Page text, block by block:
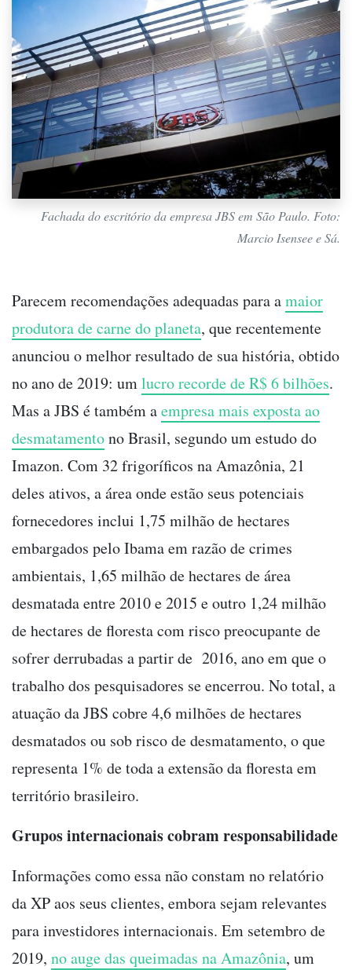
Fachada do escritório da empresa JBS em São Paulo. Foto:
Marcio Isensee e Sá.
Parecem recomendações adequadas para amaior
produtora de carne do planeta, que recentemente
anunciou o melhor resultado de sua história, obtido
no ano de 2019: umlucro recorde de R$ 6 bilhões.
Mas a JBS é também aempresa mais exposta ao
desmatamentono Brasil, segundo um estudo do
Imazon. Com 32 frigoríficos na Amazônia, 21
deles ativos, a área onde estão seus potenciais
fornecedores inclui 1,75 milhão de hectares
embargados pelo Ibama em razão de crimes
ambientais, 1,65 milhão de hectares de área
desmatada entre 2010 e 2015 e outro 1,24 milhão
de hectares de floresta com risco preocupante de
sofrer derrubadas a partir de 2016, ano em que o
trabalho dos pesquisadores se encerrou. No total, a
atuação da JBS cobre 4,6 milhões de hectares
desmatados ou sob risco de desmatamento, o que
representa 1% de toda a extensão da floresta em
território brasileiro.
Grupos internacionais cobram responsabilidade
Informações como essa não constam no relatório
da XP aos seus clientes, embora sejam relevantes
para investidores internacionais. Em setembro de
2019, no auge das queimadas na Amazônia, um